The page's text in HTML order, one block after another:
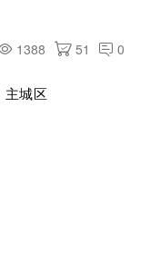
1388 51 0
城区